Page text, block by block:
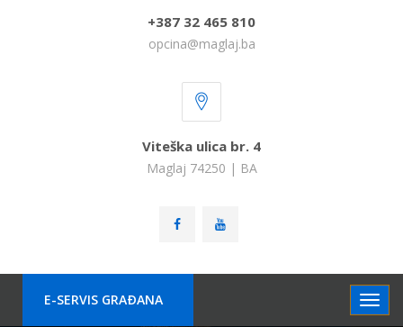
+387 32 465 810
opcina@maglaj.ba
Viteška ulica br. 4
Maglaj 74250 | BA
E-SERVIS GRAÐANA